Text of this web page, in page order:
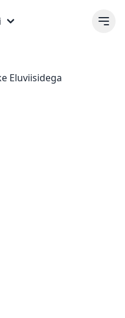
Eluviisidega